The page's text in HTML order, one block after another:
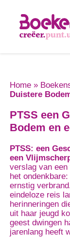
Home »
Duistere
PTSS een
Bodem en
PTSS: een
een
verslag van
het
ernstig
eindeloze reis
herinneringen
uit haar jeugd
geest dwingen
jarenlang heeft